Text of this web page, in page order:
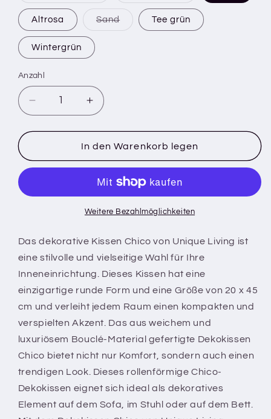
oder
nicht
verfügbar
oder
nicht
verfügbar
Altrosa SandVariante
ausverkauft
Tee grün
Wintergrün
Anzahl
Verringere
die
Menge
Chico
Dekokissen
20x45
Bouclé
Erhöhe
die
Menge
für
Chico
20x45
cm
Bouclé
In den Warenkorb legen
Weitere Bezahlmöglichkeiten
Das dekorative Kissen Chico von Unique Living ist
eine stilvolle und vielseitige Wahl für Ihre
Inneneinrichtung. Dieses Kissen hat eine
einzigartige runde Form und eine Größe von 20 x 45
cm und verleiht jedem Raum einen kompakten und
verspielten Akzent. Das aus weichem und
luxuriösem Bouclé-Material gefertigte Dekokissen
Chico bietet nicht nur Komfort, sondern auch einen
trendigen Look. Dieses rollenförmige Chico-
Dekokissen eignet sich ideal als dekoratives
Element auf dem Sofa, im Stuhl oder auf dem Bett.